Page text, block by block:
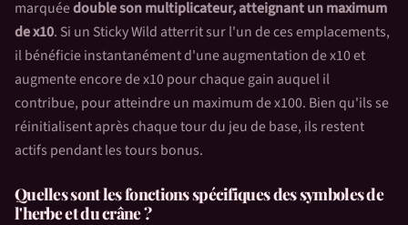
marquéedouble son multiplicateur, atteignant un maximum
de x10. Si un Sticky Wild atterrit sur l'un de ces emplacements,
il bénéficie instantanément d'une augmentation de x10 et
augmente encore de x10 pour chaque gain auquel il
contribue, pour atteindre un maximum de x100. Bien qu'ils se
réinitialisent après chaque tour du jeu de base, ils restent
actifs pendant les tours bonus.
Quelles sont les fonctions spécifiques des symboles de
l'herbe et du crâne ?